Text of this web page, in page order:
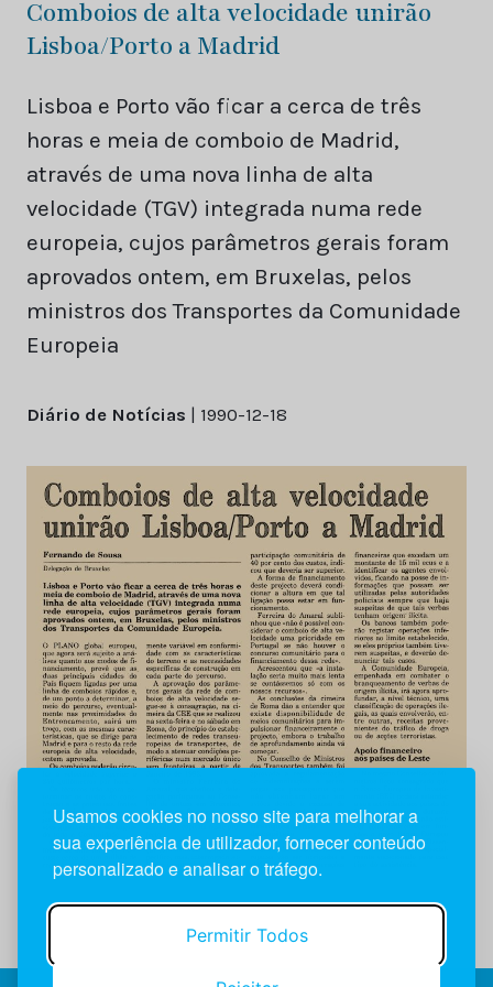
Usamos cookies no nosso site para melhorar a
sua experiência de utilizador, fornecer conteúdo
personalizado e analisar o tráfego.
Permitir Todos
Comboios de alta velocidade unirão
Lisboa/Porto a Madrid
Lisboa e Porto vão ficar a cerca de três
horas e meia de comboio de Madrid,
através de uma nova linha de alta
velocidade (TGV) integrada numa rede
europeia, cujos parâmetros gerais foram
aprovados ontem, em Bruxelas, pelos
ministros dos Transportes da Comunidade
Europeia
Diário de Notícias | 1990-12-18